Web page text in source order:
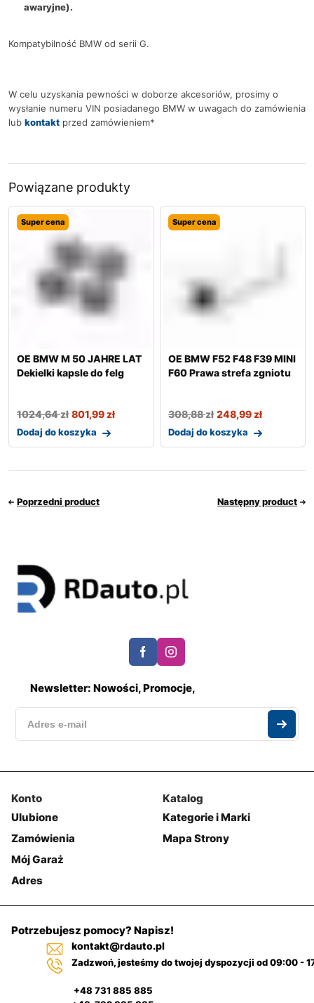
awaryjne).
Kompatybilność BMW od serii G.
W celu uzyskania pewności w doborze akcesoriów, prosimy o
wysłanie numeru VIN posiadanego BMW w uwagach do zamówienia
lub kontakt przed zamówieniem*
Powiązane produkty
Super cena
OE BMW M 50 JAHRE LAT
Dekielki kapsle do felg
1024,64zł 801,99zł
Dodaj do koszyka
Super cena
OE BMW F52 F48 F39 MINI
F60 Prawa strefa zgniotu
308,88zł 248,99zł
Dodaj do koszyka
Poprzedni product Następny product
Newsletter: Nowości, Promocje,
Konto
Ulubione
Zamówienia
Mój Garaż
Adres
Katalog
Kategorie i Marki
Mapa Strony
Potrzebujesz pomocy? Napisz!
kontakt@rdauto.pl
Zadzwoń, jesteśmy do twojej dyspozycji od 09:00 -
+48 731 885 885